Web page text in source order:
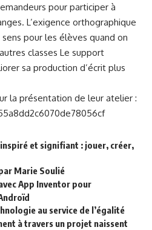
pour participer à
L’exigence orthographique
pour les élèves quand on
classes Le support
sa production d’écrit plus
la présentation de leur atelier :
et signifiant : jouer, créer,
Marie Soulié
App Inventor pour
au service de l’égalité
à travers un projet naissent